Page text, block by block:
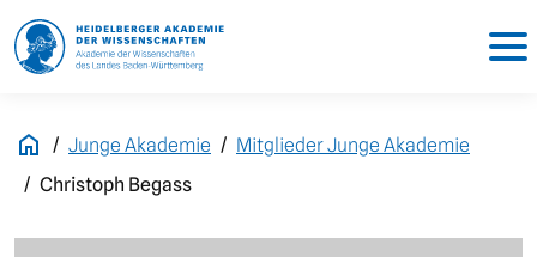
Junge Akademie
Mitglieder Junge Akademie
Christoph Begass